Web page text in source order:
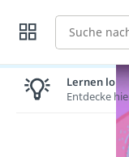
Suche
Lernen
Entdecke